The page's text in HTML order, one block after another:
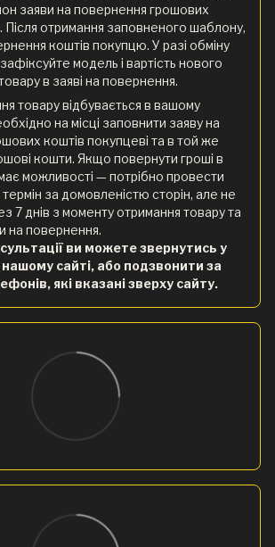
заяви на повернення грошових
Після отримання заповненого шаблону,
коштів покупцю. У разі обміну
модель і вартість нового
в заяві на повернення.
товару відбувається в вашому
на місці заповнити заяву на
коштів покупцеві та в той же
кошти. Якщо повернути гроші в
можливості — потрібно провести
за домовленістю сторін, але не
7 днів з моменту отримання товару та
на повернення.
ви можете звернутись у
сайті, або подзвонити за
які вказані зверху сайту.